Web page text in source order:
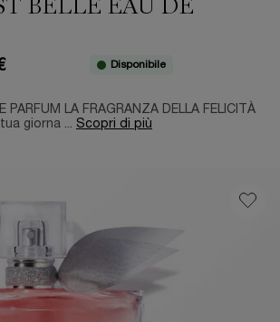
BELLE EAU DE
Disponibile
PARFUM LA FRAGRANZA DELLA FELICITÀ
giorna ... Scopri di più